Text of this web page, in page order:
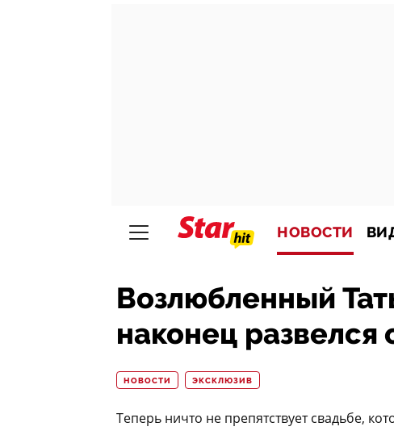
НОВОСТИ
Возлюбленный
наконец развелся
НОВОСТИ ЭКСКЛЮЗИВ
Теперь ничто не препятствует свадьбе,